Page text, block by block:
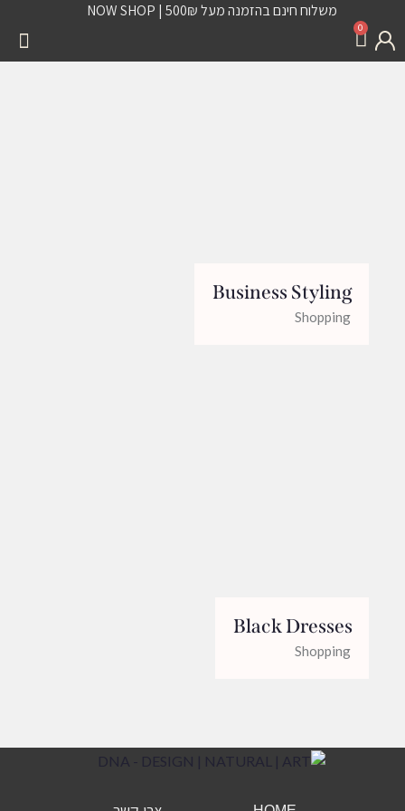
משלוח חינם בהזמנה מעל 500₪ | NOW SHOP
0
Business Styling
Shopping
Black Dresses
Shopping